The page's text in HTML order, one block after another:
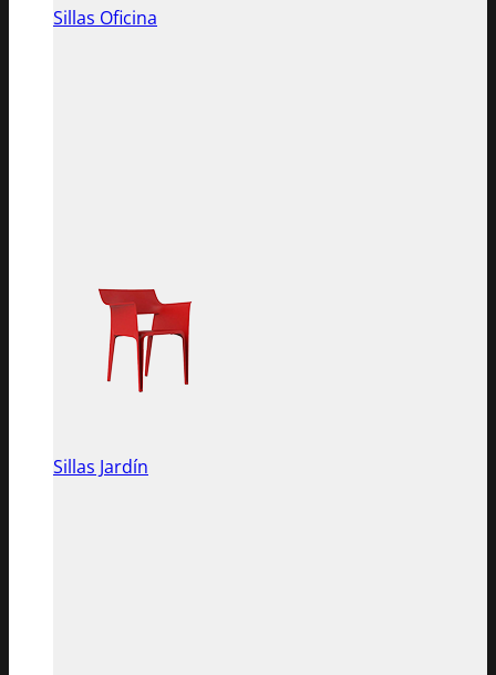
Sillas Oficina
Sillas Jardín